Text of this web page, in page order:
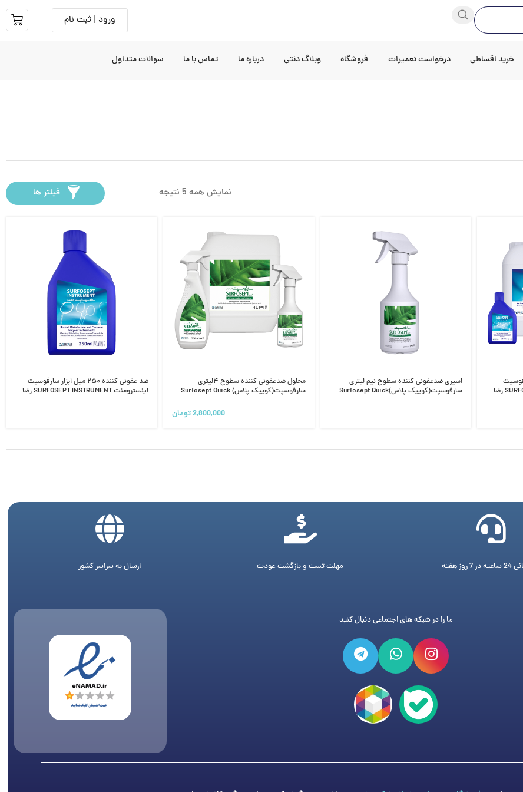
ورود | ثبت نام
خرید اقساطی درخواست تعمیرات فروشگاه وبلاگ دنتی درباره ما تماس با ما سوالات متداول
نمایش همه 5 نتیجه فیلتر ها
سارفوسپت
اینسترومنت SURFOSEPT INSTRUMENT رضا
اسپری ضدعفونی کننده سطوح نیم لیتری
سارفوسپت(کوییک پلاس)Surfosept Quick
محلول ضدعفونی کننده سطوح ۴لیتری
سارفوسپت(کوییک پلاس) Surfosept Quick
2,800,000تومان
ضد عفونی کننده ۲۵۰ میل ابزار سارفوسپت
اینسترومنت SURFOSEPT INSTRUMENT رضا
روز هفته مهلت تست و بازگشت عودت ارسال به سراسر کشور
ما را در شبکه های اجتماعی دنبال کنید